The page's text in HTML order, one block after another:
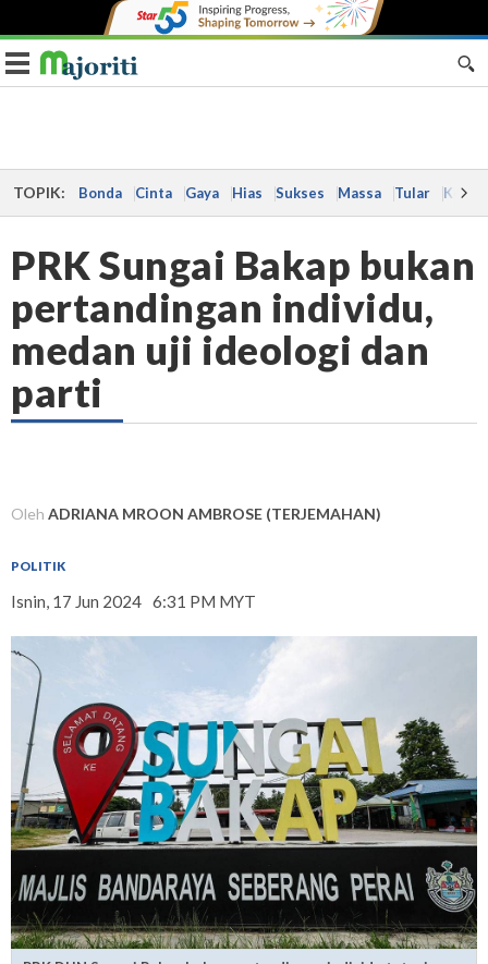
Toggle navigation
TOPIK: Bonda Cinta Gaya Hias Sukses Massa Tular Kes
PRK Sungai Bakap bukan
pertandingan individu,
medan uji ideologi dan
parti
Oleh ADRIANA MROON AMBROSE (TERJEMAHAN)
POLITIK
Isnin, 17 Jun 2024 6:31 PM MYT